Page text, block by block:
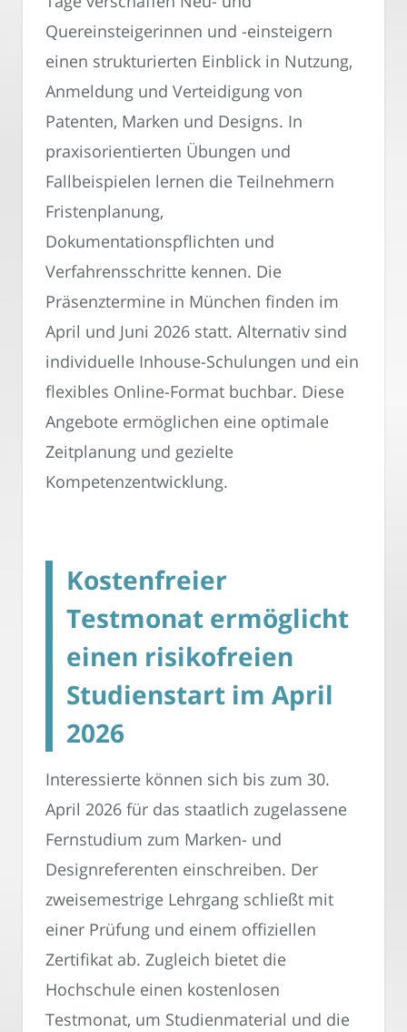
Quereinsteigerinnen und -einsteigern
einen strukturierten Einblick in Nutzung,
Anmeldung und Verteidigung von
Patenten, Marken und Designs. In
praxisorientierten Übungen und
Fallbeispielen lernen die Teilnehmern
Fristenplanung,
Dokumentationspflichten und
Verfahrensschritte kennen. Die
Präsenztermine in München finden im
April und Juni 2026 statt. Alternativ sind
individuelle Inhouse-Schulungen und ein
flexibles Online-Format buchbar. Diese
Angebote ermöglichen eine optimale
Zeitplanung und gezielte
Kompetenzentwicklung.
Kostenfreier
Testmonat ermöglicht
einen risikofreien
Studienstart im April
2026
Interessierte können sich bis zum 30.
April 2026 für das staatlich zugelassene
Fernstudium zum Marken- und
Designreferenten einschreiben. Der
zweisemestrige Lehrgang schließt mit
einer Prüfung und einem offiziellen
Zertifikat ab. Zugleich bietet die
Hochschule einen kostenlosen
Testmonat, um Studienmaterial und die